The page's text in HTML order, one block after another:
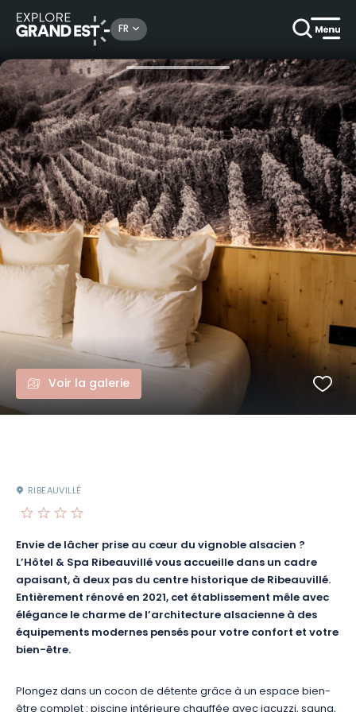
FR
Haut de gamme Hôtel & Spa Ribeauvillé - Séjour relaxant
Voir la galerie
RIBEAUVILLÉ
Envie de lâcher prise au cœur du vignoble alsacien ?
L’Hôtel & Spa Ribeauvillé vous accueille dans un cadre
apaisant, à deux pas du centre historique de Ribeauvillé.
Entièrement rénové en 2021, cet établissement mêle avec
élégance le charme de l’architecture alsacienne à des
équipements modernes pensés pour votre confort et votre
bien-être.
Plongez dans un cocon de détente grâce à un espace bien-